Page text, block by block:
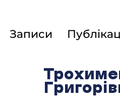
Записи